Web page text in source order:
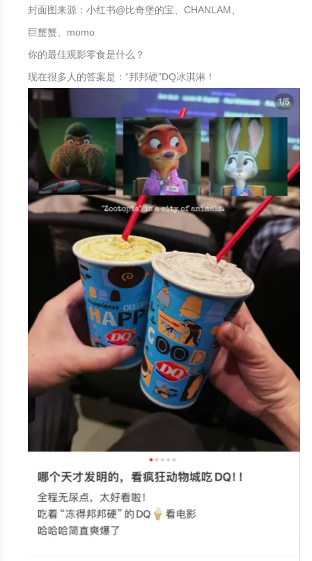
封面图来源：小红书@比奇堡的宝、CHANLAM、
巨蟹蟹、momo
你的最佳观影零食是什么？
现在很多人的答案是：“邦邦硬”DQ冰淇淋！